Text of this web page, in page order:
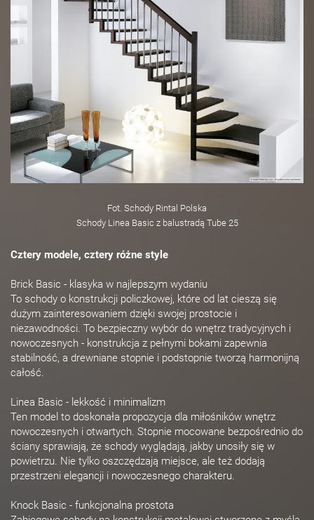
Fot. Schody Rintal Polska
Schody Linea Basic z balustradą Tube 25
Cztery modele, cztery różne style
Brick Basic - klasyka w najlepszym wydaniu
To schody o konstrukcji policzkowej, które od lat cieszą się
dużym zainteresowaniem dzięki swojej prostocie i
niezawodności. To bezpieczny wybór do wnętrz tradycyjnych i
nowoczesnych - konstrukcja z pełnymi bokami zapewnia
stabilność, a drewniane stopnie i podstopnie tworzą harmonijną
całość.
Linea Basic - lekkość i minimalizm
Ten model to doskonała propozycja dla miłośników wnętrz
nowoczesnych i otwartych. Stopnie mocowane bezpośrednio do
ściany sprawiają, że schody wyglądają, jakby unosiły się w
powietrzu. Nie tylko oszczędzają miejsce, ale też dodają
przestrzeni elegancji i nowoczesnego charakteru.
Knock Basic - funkcjonalna prostota